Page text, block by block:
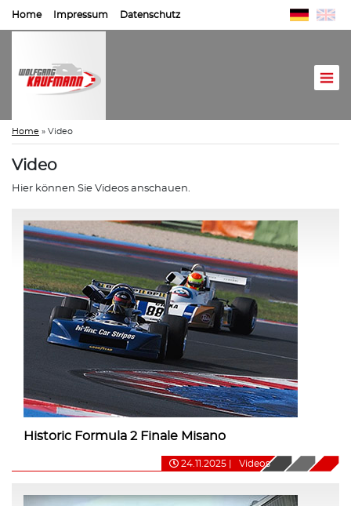
Home Impressum Datenschutz
Home » Video
Video
Hier können Sie Videos anschauen.
Historic Formula 2 Finale Misano
24.11.2025 Videos